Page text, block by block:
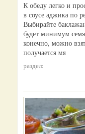
К обеду легко и
в соусе аджика по
Выбирайте
будет минимум
конечно, можно
получается мя
раздел: